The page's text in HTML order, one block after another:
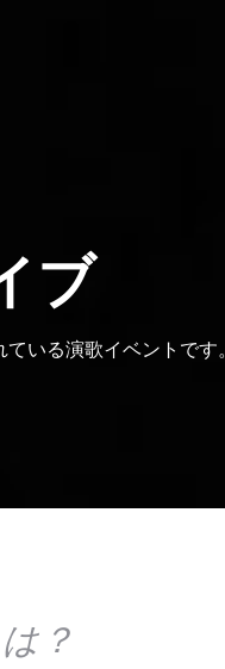
ブ
いる演歌イベントです。
？